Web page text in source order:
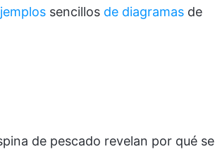
sencillos de diagramas de
de pescado revelan por qué se